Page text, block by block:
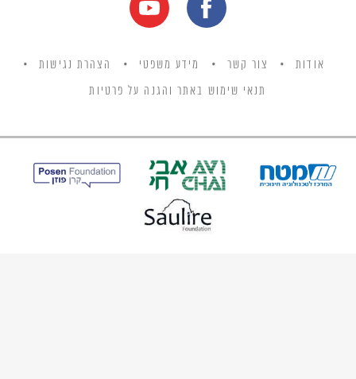
אודות צור קשר מידע משפטי הצהרת נגישות
תנאי שימוש באתר והגנה על פרטיות